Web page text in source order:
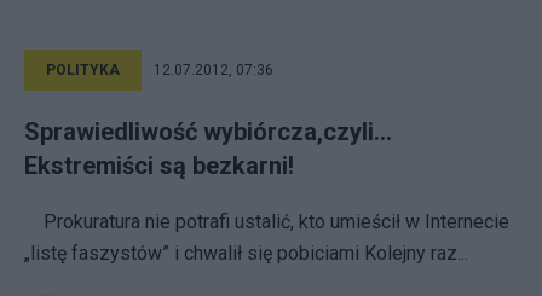
POLITYKA 12.07.2012, 07:36
Sprawiedliwość wybiórcza,czyli...
Ekstremiści są bezkarni!
Pro­ku­ra­tu­ra nie po­tra­fi­ usta­lić, kto umie­ścił w Internecie
„li­stę fa­szy­stów” i chwa­lił się po­bi­cia­mi Kolejny raz...